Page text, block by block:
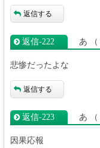
返信する
返信‐222 あ
悲惨だったよな
返信する
返信‐223 あ
因果応報